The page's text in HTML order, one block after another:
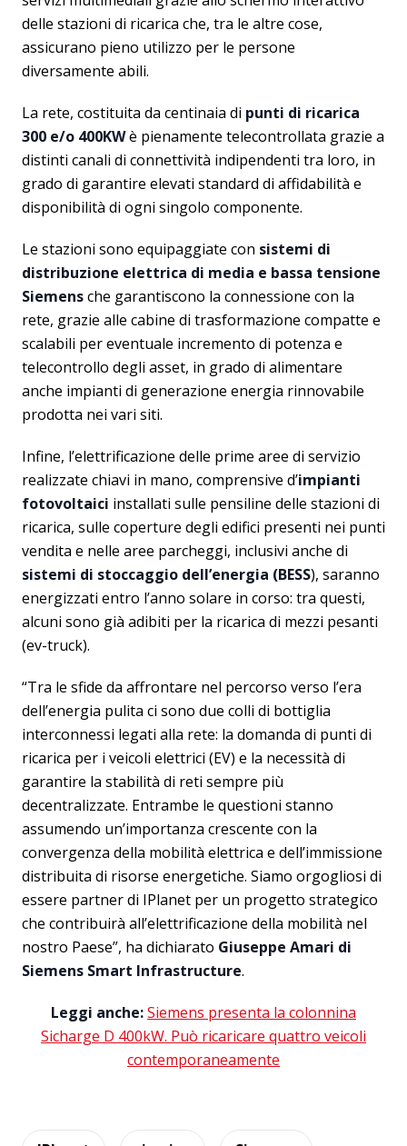
delle stazioni di ricarica che, tra le altre cose,
assicurano pieno utilizzo per le persone
diversamente abili.
La rete, costituita da centinaia di punti di ricarica
300 e/o 400KWè pienamente telecontrollata grazie a
distinti canali di connettività indipendenti tra loro, in
grado di garantire elevati standard di affidabilità e
disponibilità di ogni singolo componente.
Le stazioni sono equipaggiate con sistemi di
distribuzione elettrica di media e bassa tensione
Siemensche garantiscono la connessione con la
rete, grazie alle cabine di trasformazione compatte e
scalabili per eventuale incremento di potenza e
telecontrollo degli asset, in grado di alimentare
anche impianti di generazione energia rinnovabile
prodotta nei vari siti.
Infine, l’elettrificazione delle prime aree di servizio
realizzate chiavi in mano, comprensive d’impianti
fotovoltaici installati sulle pensiline delle stazioni di
ricarica, sulle coperture degli edifici presenti nei punti
vendita e nelle aree parcheggi, inclusivi anche di
sistemi di stoccaggio dell’energia (BESS), saranno
energizzati entro l’anno solare in corso: tra questi,
alcuni sono già adibiti per la ricarica di mezzi pesanti
(ev-truck).
“Tra le sfide da affrontare nel percorso verso l’era
dell’energia pulita ci sono due colli di bottiglia
interconnessi legati alla rete: la domanda di punti di
ricarica per i veicoli elettrici (EV) e la necessità di
garantire la stabilità di reti sempre più
decentralizzate. Entrambe le questioni stanno
assumendo un’importanza crescente con la
convergenza della mobilità elettrica e dell’immissione
distribuita di risorse energetiche. Siamo orgogliosi di
essere partner di IPlanet per un progetto strategico
che contribuirà all’elettrificazione della mobilità nel
nostro Paese”, ha dichiarato Giuseppe Amari di
Siemens Smart Infrastructure.
Leggi anche:Siemens presenta la colonnina
Sicharge D 400kW. Può ricaricare quattro veicoli
contemporaneamente